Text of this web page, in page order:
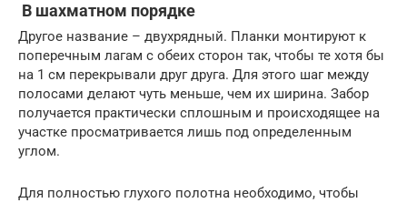
В шахматном порядке
Другое название – двухрядный. Планки монтируют к
поперечным лагам с обеих сторон так, чтобы те хотя бы
на 1 см перекрывали друг друга. Для этого шаг между
полосами делают чуть меньше, чем их ширина. Забор
получается практически сплошным и происходящее на
участке просматривается лишь под определенным
углом.
Для полностью глухого полотна необходимо, чтобы